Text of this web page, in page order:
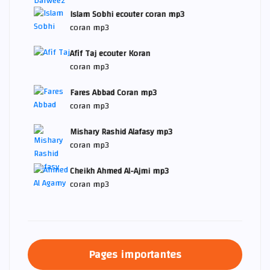
Islam Sobhi ecouter coran mp3
coran mp3
Afif Taj ecouter Koran
coran mp3
Fares Abbad Coran mp3
coran mp3
Mishary Rashid Alafasy mp3
coran mp3
Cheikh Ahmed Al-Ajmi mp3
coran mp3
Pages importantes